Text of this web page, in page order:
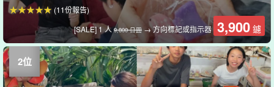
[SALE] 1 人9,800 日圓 → 方向標記或指示器 3,900 鑢
(11份報告)